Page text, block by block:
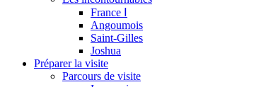
France Ⅰ
Angoumois
Saint-Gilles
Joshua
Préparer la visite
Parcours de visite